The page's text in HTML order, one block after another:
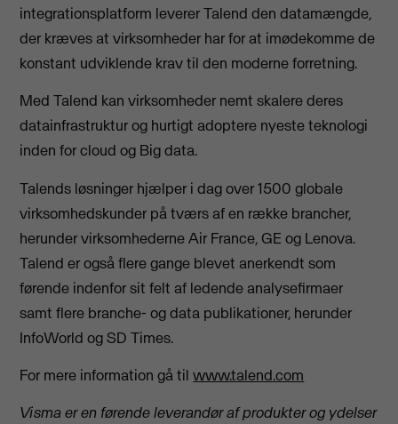
integrationsplatform leverer Talend den datamængde,
der kræves at virksomheder har for at imødekomme de
konstant udviklende krav til den moderne forretning.
Med Talend kan virksomheder nemt skalere deres
datainfrastruktur og hurtigt adoptere nyeste teknologi
inden for cloud og Big data.
Talends løsninger hjælper i dag over 1500 globale
virksomhedskunder på tværs af en række brancher,
herunder virksomhederne Air France, GE og Lenova.
Talend er også flere gange blevet anerkendt som
førende indenfor sit felt af ledende analysefirmaer
samt flere branche- og data publikationer, herunder
InfoWorld og SD Times.
For mere information gå tilwww.talend.com
Visma er en førende leverandør af produkter og ydelser